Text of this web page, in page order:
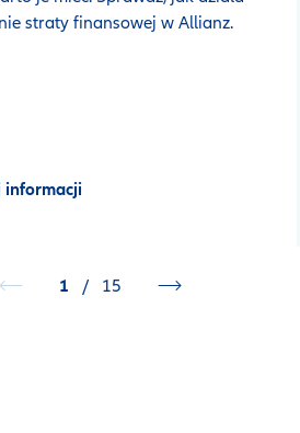
straty finansowej w Allianz.
informacji
1 / 15